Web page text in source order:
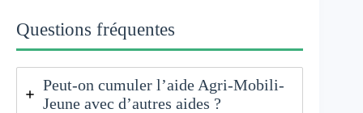
Questions fréquentes
Peut-on cumuler l’aide Agri-Mobili-
Jeune avec d’autres aides ?